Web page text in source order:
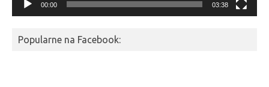
00:00 03:38
Popularne na Facebook: